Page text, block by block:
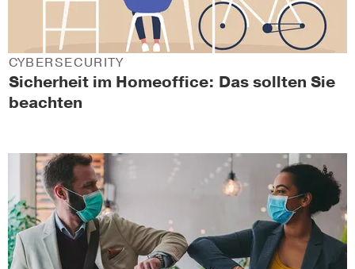
Sicherheit im Homeoffice: Das sollten Sie
beachten
CYBERSECURITY